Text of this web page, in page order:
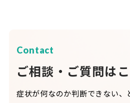
Contact
ご相談・ご質問は
症状が何なのか判断できない、